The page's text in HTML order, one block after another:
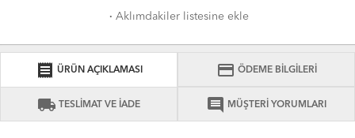
· Aklımdakiler listesine ekle
receipt ÜRÜN AÇIKLAMASI credit_card ÖDEME BİLGİLERİ
local_shipping TESLİMAT VE İADE comment MÜŞTERİ YORUMLARI